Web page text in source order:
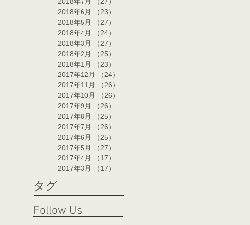
2018年6月
（23）
2018年5月
（27）
2018年4月
（24）
2018年3月
（27）
2018年2月
（25）
2018年1月
（23）
2017年12月
（24）
2017年11月
（26）
2017年10月
（26）
2017年9月
（26）
2017年8月
（25）
2017年7月
（26）
2017年6月
（25）
2017年5月
（27）
2017年4月
（17）
2017年3月
（17）
タグ
Follow Us